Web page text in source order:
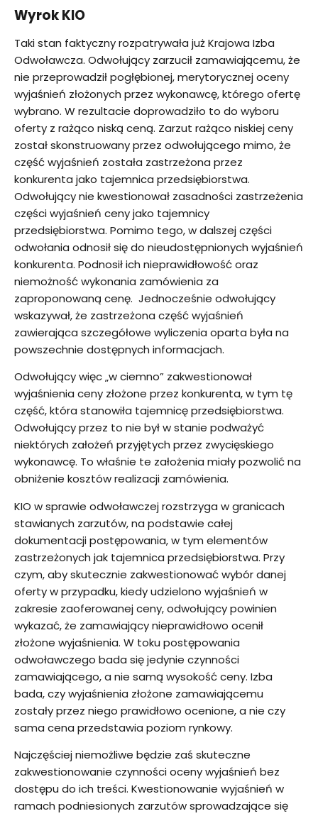
Wyrok KIO
Taki stan faktyczny rozpatrywała już Krajowa Izba
Odwoławcza. Odwołujący zarzucił zamawiającemu, że
nie przeprowadził pogłębionej, merytorycznej oceny
wyjaśnień złożonych przez wykonawcę, którego ofertę
wybrano. W rezultacie doprowadziło to do wyboru
oferty z rażąco niską ceną. Zarzut rażąco niskiej ceny
został skonstruowany przez odwołującego mimo, że
część wyjaśnień została zastrzeżona przez
konkurenta jako tajemnica przedsiębiorstwa.
Odwołujący nie kwestionował zasadności zastrzeżenia
części wyjaśnień ceny jako tajemnicy
przedsiębiorstwa. Pomimo tego, w dalszej części
odwołania odnosił się do nieudostępnionych wyjaśnień
konkurenta. Podnosił ich nieprawidłowość oraz
niemożność wykonania zamówienia za
zaproponowaną cenę. Jednocześnie odwołujący
wskazywał, że zastrzeżona część wyjaśnień
zawierająca szczegółowe wyliczenia oparta była na
powszechnie dostępnych informacjach.
Odwołujący więc „w ciemno” zakwestionował
wyjaśnienia ceny złożone przez konkurenta, w tym tę
część, która stanowiła tajemnicę przedsiębiorstwa.
Odwołujący przez to nie był w stanie podważyć
niektórych założeń przyjętych przez zwycięskiego
wykonawcę. To właśnie te założenia miały pozwolić na
obniżenie kosztów realizacji zamówienia.
KIO w sprawie odwoławczej rozstrzyga w granicach
stawianych zarzutów, na podstawie całej
dokumentacji postępowania, w tym elementów
zastrzeżonych jak tajemnica przedsiębiorstwa. Przy
czym, aby skutecznie zakwestionować wybór danej
oferty w przypadku, kiedy udzielono wyjaśnień w
zakresie zaoferowanej ceny, odwołujący powinien
wykazać, że zamawiający nieprawidłowo ocenił
złożone wyjaśnienia. W toku postępowania
odwoławczego bada się jedynie czynności
zamawiającego, a nie samą wysokość ceny. Izba
bada, czy wyjaśnienia złożone zamawiającemu
zostały przez niego prawidłowo ocenione, a nie czy
sama cena przedstawia poziom rynkowy.
Najczęściej niemożliwe będzie zaś skuteczne
zakwestionowanie czynności oceny wyjaśnień bez
dostępu do ich treści. Kwestionowanie wyjaśnień w
ramach podniesionych zarzutów sprowadzające się